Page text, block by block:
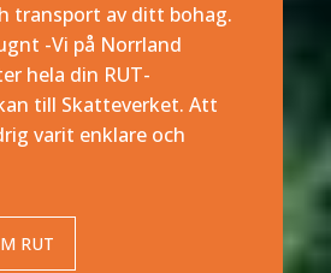
transport av ditt bohag.
-Vi på Norrland
hela din RUT-
till Skatteverket. Att
varit enklare och
RUT